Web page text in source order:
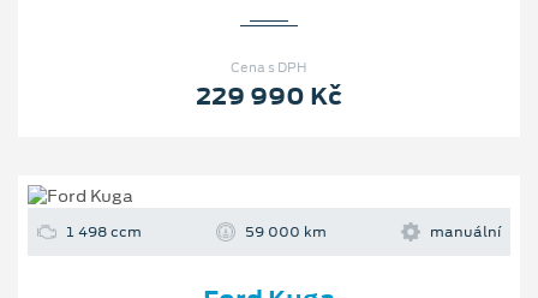
Cena s DPH
229 990 Kč
1 498 ccm 59 000 km manuální